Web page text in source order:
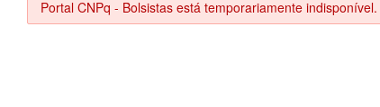
Portal CNPq - Bolsistas está temporariamente indisponível.